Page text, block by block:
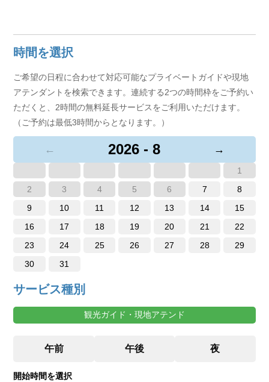
時間を選択
ご希望の日程に合わせて対応可能なプライベートガイドや現地
アテンダントを検索できます。連続する2つの時間枠をご予約い
ただくと、2時間の無料延長サービスをご利用いただけます。
（ご予約は最低3時間からとなります。）
← 2026 - 8 →
1
2
3 4 5 6 7
8
9
10 11 12 13 14
15
16
17 18 19 20 21
22
23
24 25 26 27 28
29
30
31
サービス種別
観光ガイド・現地アテンド
開始時間を選択